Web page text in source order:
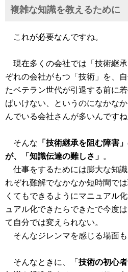
複雑な知識を教えるために
これが必要なんですね。
現在多くの会社では「技術継
ぞれの会社がもつ「技術」を、
たベテラン世代が引退する前に
ばいけない、というのになかな
んでいる会社さんが多いんですね
そんな 「技術継承を阻む障害
が、「知識伝達の難しさ」 。
仕事をするためには膨大な知
れぞれ難解でなかなか短時間で
くてもできるようにマニュアル
ュアル化できたらできたで今度
て自分では変えられない。
そんなジレンマを感じる場面も
そんなときに、「 技術の初心